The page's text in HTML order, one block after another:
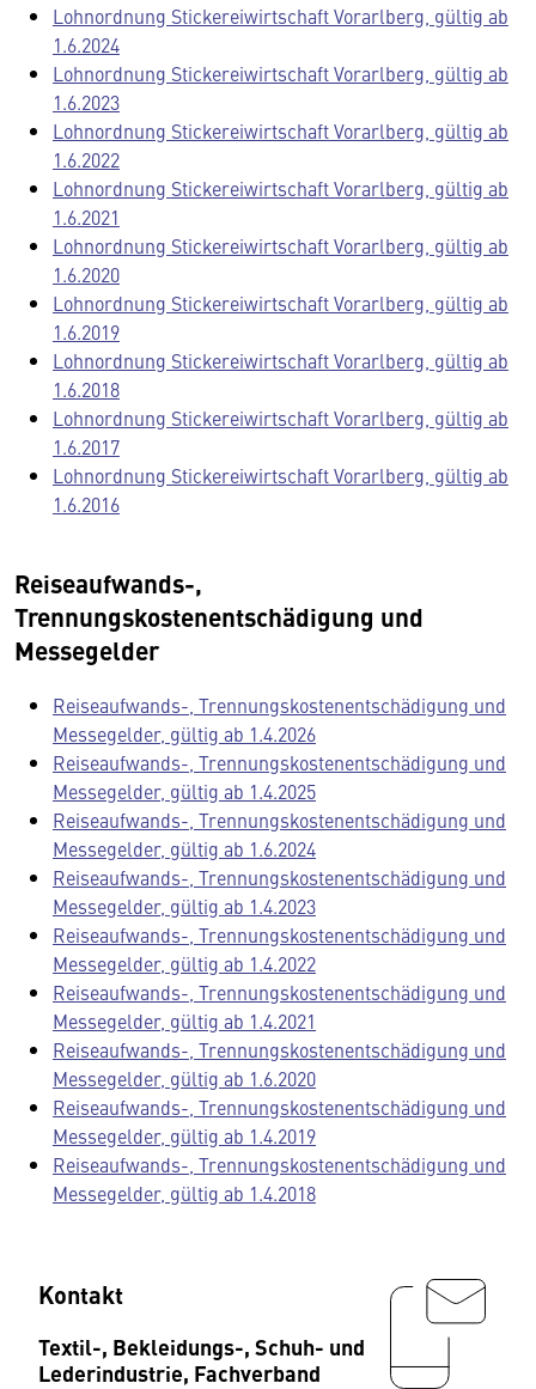
Lohnordnung Stickereiwirtschaft Vorarlberg, gültig ab
1.6.2024
Lohnordnung Stickereiwirtschaft Vorarlberg, gültig ab
1.6.2023
Lohnordnung Stickereiwirtschaft Vorarlberg, gültig ab
1.6.2022
Lohnordnung Stickereiwirtschaft Vorarlberg, gültig ab
1.6.2021
Lohnordnung Stickereiwirtschaft Vorarlberg, gültig ab
1.6.2020
Lohnordnung Stickereiwirtschaft Vorarlberg, gültig ab
1.6.2019
Lohnordnung Stickereiwirtschaft Vorarlberg, gültig ab
1.6.2018
Lohnordnung Stickereiwirtschaft Vorarlberg, gültig ab
1.6.2017
Lohnordnung Stickereiwirtschaft Vorarlberg, gültig ab
1.6.2016
Reiseaufwands-,
Trennungskostenentschädigung und
Messegelder
Reiseaufwands-, Trennungskostenentschädigung und
Messegelder, gültig ab 1.4.2026
Reiseaufwands-, Trennungskostenentschädigung und
Messegelder, gültig ab 1.4.2025
Reiseaufwands-, Trennungskostenentschädigung und
Messegelder, gültig ab 1.6.2024
Reiseaufwands-, Trennungskostenentschädigung und
Messegelder, gültig ab 1.4.2023
Reiseaufwands-, Trennungskostenentschädigung und
Messegelder, gültig ab 1.4.2022
Reiseaufwands-, Trennungskostenentschädigung und
Messegelder, gültig ab 1.4.2021
Reiseaufwands-, Trennungskostenentschädigung und
Messegelder, gültig ab 1.6.2020
Reiseaufwands-, Trennungskostenentschädigung und
Messegelder, gültig ab 1.4.2019
Reiseaufwands-, Trennungskostenentschädigung und
Messegelder, gültig ab 1.4.2018
Kontakt
Textil-, Bekleidungs-, Schuh- und
Lederindustrie, Fachverband